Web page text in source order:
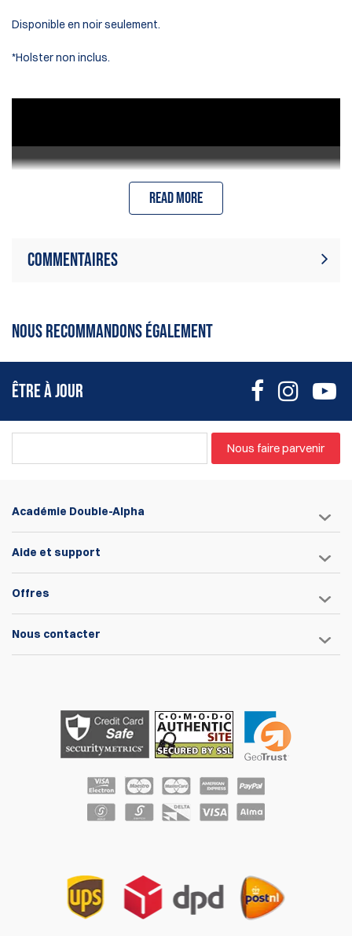
Disponible en noir seulement.
*Holster non inclus.
Read more
Commentaires
Soyez le premier à écrire un avis
NOUS RECOMMANDONS ÉGALEMENT
ÊTRE À JOUR
Nous faire parvenir
Académie Double-Alpha
Aide et support
Offres
Nous contacter